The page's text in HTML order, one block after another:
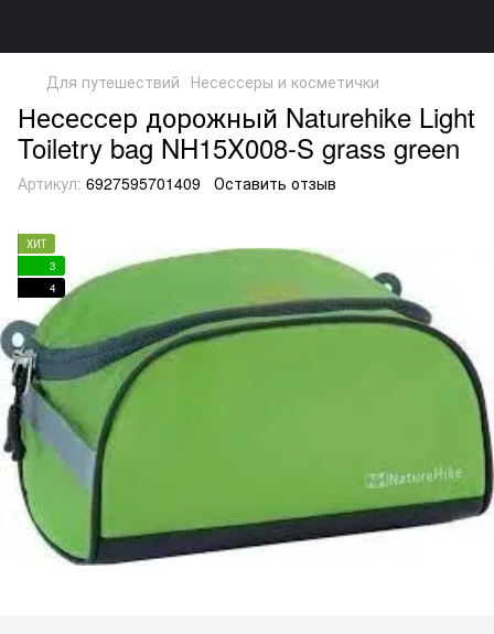
Для путешествий Несессеры и косметички
Несессер дорожный Naturehike Light
Toiletry bag NH15X008-S grass green
Артикул: 6927595701409 Оставить отзыв
ХИТ
3
4